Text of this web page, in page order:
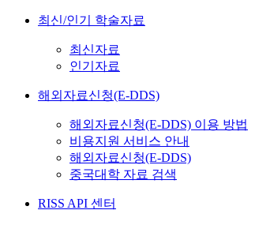
최신/인기 학술자료
최신자료
인기자료
해외자료신청(E-DDS)
해외자료신청(E-DDS) 이용 방법
비용지원 서비스 안내
해외자료신청(E-DDS)
중국대학 자료 검색
RISS API 센터